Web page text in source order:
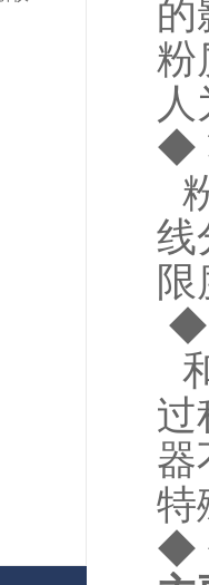
的
粉
◆
线
◆
过
器
特
◆